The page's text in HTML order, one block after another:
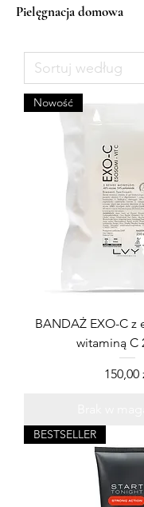
Pielęgnacjadomowa
Nowość
BANDAŻ EXO-C z
witaminą C
Cena
150,00
BESTSELLER